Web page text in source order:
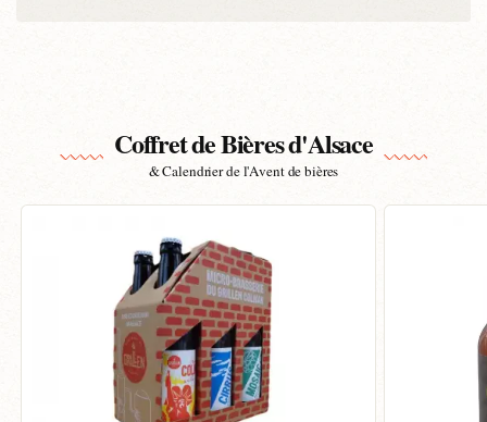
Coffret de Bières d'Alsace
& Calendrier de l'Avent de bières